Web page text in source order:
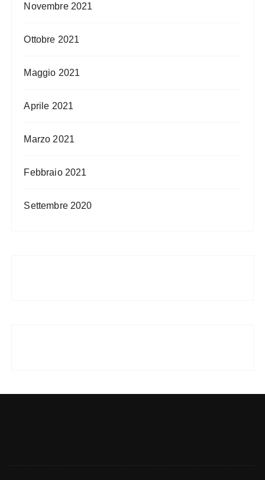
Novembre 2021
Ottobre 2021
Maggio 2021
Aprile 2021
Marzo 2021
Febbraio 2021
Settembre 2020